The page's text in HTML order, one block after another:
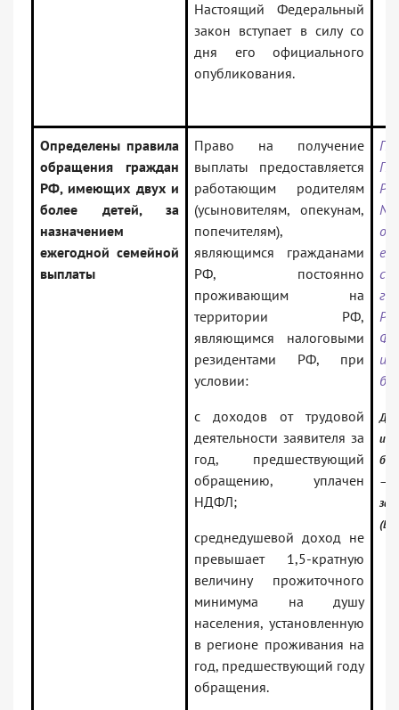
Настоящий Федеральный
закон вступает в силу со
дня его официального
опубликования.
Определены правила
обращения граждан
РФ, имеющих двух и
более детей, за
назначением
ежегодной семейной
выплаты
Право на получение
выплаты предоставляется
работающим родителям
(усыновителям, опекунам,
попечителям),
являющимся гражданами
РФ, постоянно
проживающим на
территории РФ,
являющимся налоговыми
резидентами РФ, при
условии:
с доходов от трудовой
деятельности заявителя за
год, предшествующий
обращению, уплачен
НДФЛ;
среднедушевой доход не
превышает 1,5-кратную
величину прожиточного
минимума на душу
населения, установленную
в регионе проживания на
год, предшествующий году
обращения.
N
—